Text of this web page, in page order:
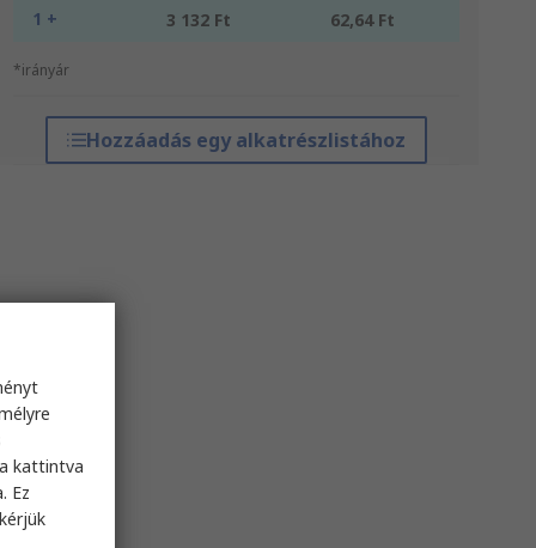
1 + 3 132 Ft 62,64 Ft
*irányár
Hozzáadás egy alkatrészlistához
kattintva
Ez